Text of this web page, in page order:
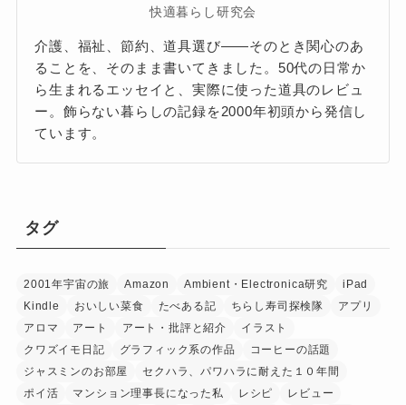
快適暮らし研究会
介護、福祉、節約、道具選び——そのとき関心のあ
ることを、そのまま書いてきました。50代の日常か
ら生まれるエッセイと、実際に使った道具のレビュ
ー。飾らない暮らしの記録を2000年初頭から発信し
ています。
タグ
2001年宇宙の旅 Amazon Ambient・Electronica研究
iPad
Kindle
おいしい菜食 たべある記 ちらし寿司探検隊
アプリ
アロマ
アート アート・批評と紹介
イラスト
クワズイモ日記
グラフィック系の作品
コーヒーの話題
ジャスミンのお部屋
セクハラ、パワハラに耐えた１０年間
ポイ活
マンション理事長になった私 レシピ
レビュー